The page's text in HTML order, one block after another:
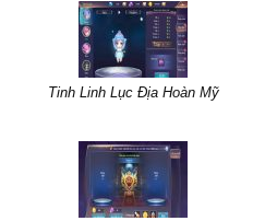
Tinh Linh Lục Địa Hoàn Mỹ